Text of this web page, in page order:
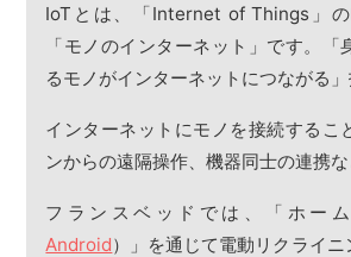
IoTとは、「Internet of Things」
「モノのインターネット」です。「
るモノがインターネットにつながる」
インターネットにモノを接続するこ
ンからの遠隔操作、機器同士の連携な
フランスベッドでは、「ホー
Android）」を通じて電動リクライ